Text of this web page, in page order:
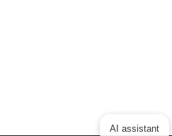
AI assistant